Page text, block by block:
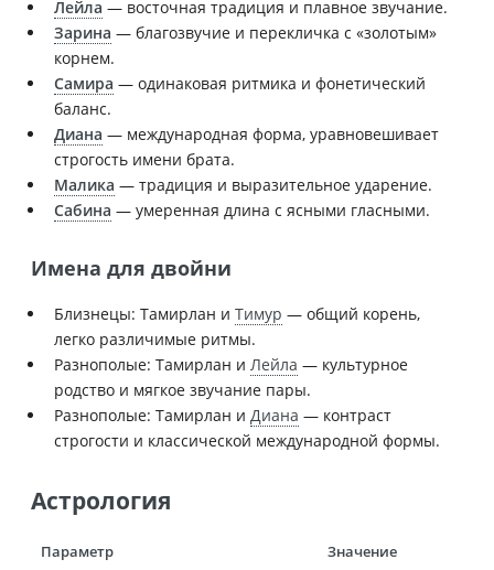
Лейла — восточная традиция и плавное звучание.
Зарина — благозвучие и перекличка с «золотым»
корнем.
Самира — одинаковая ритмика и фонетический
баланс.
Диана — международная форма, уравновешивает
строгость имени брата.
Малика — традиция и выразительное ударение.
Сабина — умеренная длина с ясными гласными.
Имена для двойни
Близнецы: Тамирлан и Тимур — общий корень,
легко различимые ритмы.
Разнополые: Тамирлан и Лейла — культурное
родство и мягкое звучание пары.
Разнополые: Тамирлан и Диана — контраст
строгости и классической международной формы.
Астрология
Параметр Значение